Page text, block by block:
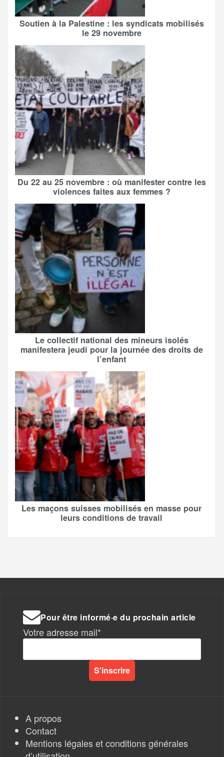
Soutien à la Palestine : les syndicats mobilisés
le 29 novembre
Du 22 au 25 novembre : où manifester contre les
violences faites aux femmes ?
Le collectif national des mineurs isolés
manifestera jeudi pour la journée des droits de
l’enfant
Les maçons suisses mobilisés en masse pour
leurs conditions de travail
Pour être informé·e du prochain article
Votre adresse mail*
A propos
Contact
Mentions légales et conditions générales